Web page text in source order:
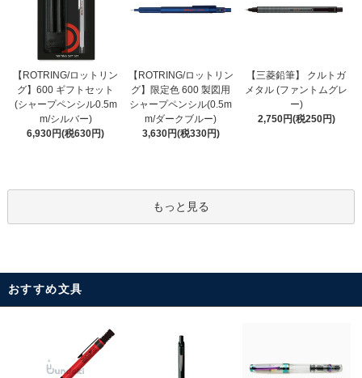
【ROTRING/ロットリン
グ】600 ギフトセット
(シャープペンシル0.5m
m/シルバー)
6,930円(税630円)
【ROTRING/ロットリン
グ】限定色 600 製図用
シャープペンシル(0.5m
m/ダークブルー)
3,630円(税330円)
【三菱鉛筆】 クルトガ
メタル (ファントムグレ
ー)
2,750円(税250円)
もっと見る
おすすめ文具